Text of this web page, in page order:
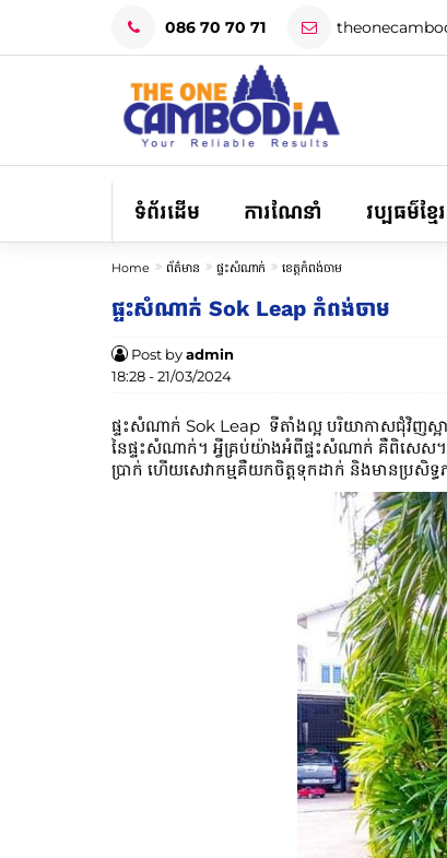
086 70 70 71
ទំព័រដើម ការណែនាំ វប្បធម៌ខ្មែរ
Home ព័ត៌មាន ផ្ទះសំណាក់ ខេត្តកំពង់ចាម
ផ្ទះសំណាក់​ Sok Leap កំពង់ចាម
Post byadmin
18:28 - 21/03/2024
ផ្ទះសំណាក់​ Sok Leap ទីតាំងល្អ បរិយាកាសជុំវិញស្អ
នៃផ្ទះ​សំណាក់។ អ្វីគ្រប់យ៉ាងអំពីផ្ទះ​សំណាក់​ គឺពិសេស។
ប្រាក់ ហើយ​សេវាកម្ម​គឺ​យក​ចិត្ត​ទុក​ដាក់ និង​មាន​ប្រសិទ្